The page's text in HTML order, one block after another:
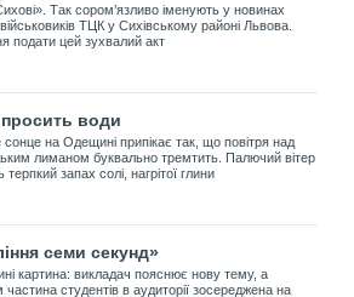
Так сором’язливо іменують у новинах
ТЦК у Сихівському районі Львова.
подати цей зухвалий акт
води
на Одещині припікає так, що повітря над
лиманом буквально тремтить. Палючий вітер
терпкий запах солі, нагрітої глини
семи секунд»
картина: викладач пояснює нову тему, а
студентів в аудиторії зосереджена на